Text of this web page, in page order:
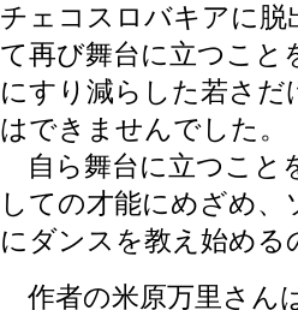
チェコスロバキアに
て再び舞台に立つこと
にすり減らした若さ
はできませんでした。
自ら舞台に立つこと
しての才能にめざめ、
にダンスを教え始める
作者の米原万里さん